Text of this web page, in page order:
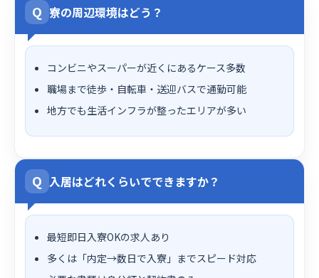
Q 寮の周辺環境はどう？
コンビニやスーパーが近くにあるケース多数
職場まで徒歩・自転車・送迎バスで通勤可能
地方でも生活インフラが整ったエリアが多い
Q 入居はどれくらいでできますか？
最短即日入寮OKの求人あり
多くは「内定→数日で入寮」までスピード対応